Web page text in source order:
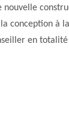
nouvelle
la conception à
en totalité